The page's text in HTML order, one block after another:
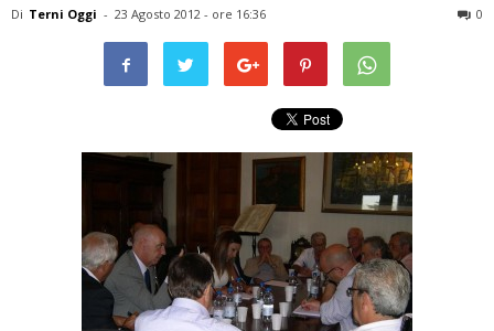
Di Terni Oggi - 23 Agosto 2012 - ore 16:36 0